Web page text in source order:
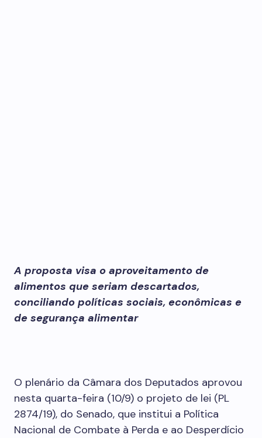
A proposta visa o aproveitamento de
alimentos que seriam descartados,
conciliando políticas sociais, econômicas e
de segurança alimentar
O plenário da Câmara dos Deputados aprovou
nesta quarta-feira (10/9) o projeto de lei (PL
2874/19), do Senado, que institui a Política
Nacional de Combate à Perda e ao Desperdício